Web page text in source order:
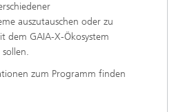
auszutauschen oder zu
dem GAIA-X-Ökosystem
zum Programm finden